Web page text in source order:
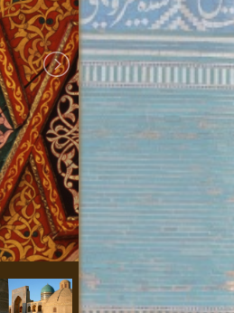
Boukhara,